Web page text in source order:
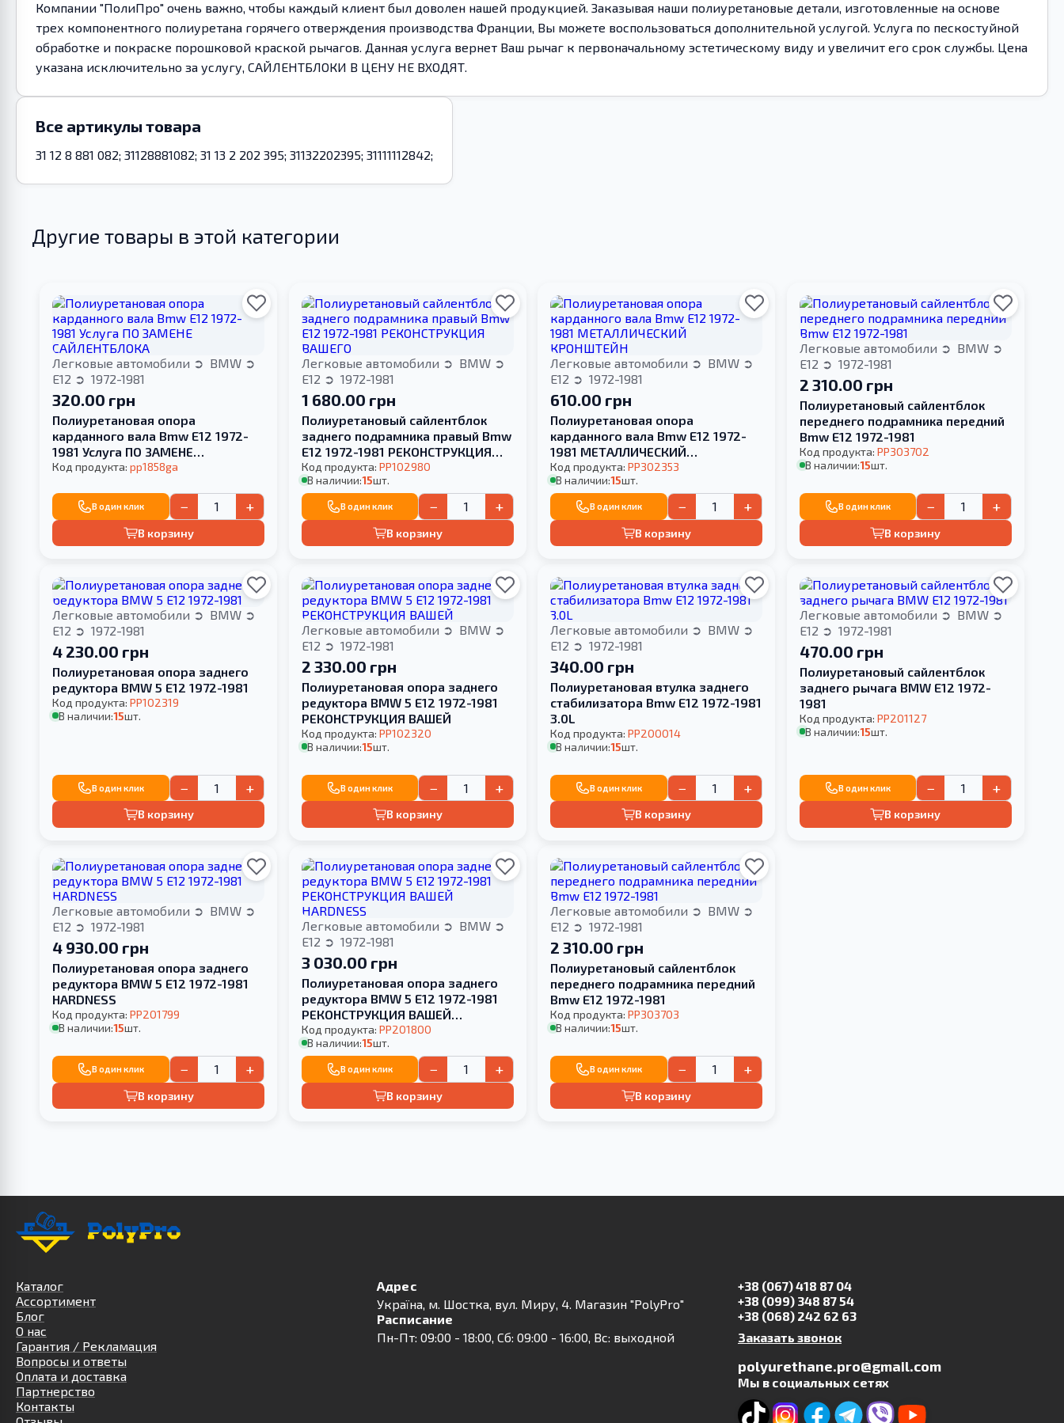
Компании "ПолиПро" очень важно, чтобы каждый клиент был доволен нашей продукцией. Заказывая наши полиуретановые детали, изготовленные на основе
трех компонентного полиуретана горячего отверждения производства Франции, Вы можете воспользоваться дополнительной услугой. Услуга по пескостуйной
обработке и покраске порошковой краской рычагов. Данная услуга вернет Ваш рычаг к первоначальному эстетическому виду и увеличит его срок службы. Цена
указана исключительно за услугу, САЙЛЕНТБЛОКИ В ЦЕНУ НЕ ВХОДЯТ.
Все артикулы товара
31 12 8 881 082; 31128881082; 31 13 2 202 395; 31132202395; 31111112842;
Другие товары в этой категории
Легковые автомобили
BMW
E12
1972-1981
320.00 грн
Полиуретановая опора
карданного вала Bmw E12 1972-
1981 Услуга ПО ЗАМЕНЕ
САЙЛЕНТБЛОКА
Код продукта:pp1858ga
В один клик − +
В корзину
Легковые автомобили
BMW
E12
1972-1981
1 680.00 грн
Полиуретановый сайлентблок
заднего подрамника правый Bmw
E12 1972-1981 РЕКОНСТРУКЦИЯ
ВАШЕГО
Код продукта: PP102980
В наличии:15шт.
В один клик − +
В корзину
Легковые автомобили
BMW
E12
1972-1981
610.00 грн
Полиуретановая опора
карданного вала Bmw E12 1972-
1981 МЕТАЛЛИЧЕСКИЙ
КРОНШТЕЙН
Код продукта:PP302353
В наличии:15шт.
В один клик − +
В корзину
Легковые автомобили
BMW
E12
1972-1981
2 310.00 грн
Полиуретановый сайлентблок
переднего подрамника передний
Bmw E12 1972-1981
Код продукта: PP303702
В наличии:15шт.
В один клик − +
В корзину
Легковые автомобили
BMW
E12
1972-1981
4 230.00 грн
Полиуретановая опора заднего
редуктора BMW 5 E12 1972-1981
Код продукта:PP102319
В наличии:15шт.
В один клик − +
В корзину
Легковые автомобили
BMW
E12
1972-1981
2 330.00 грн
Полиуретановая опора заднего
редуктора BMW 5 E12 1972-1981
РЕКОНСТРУКЦИЯ ВАШЕЙ
Код продукта: PP102320
В наличии:15шт.
В один клик − +
В корзину
Легковые автомобили
BMW
E12
1972-1981
340.00 грн
Полиуретановая втулка заднего
стабилизатора Bmw E12 1972-1981
3.0L
Код продукта:PP200014
В наличии:15шт.
В один клик − +
В корзину
Легковые автомобили
BMW
E12
1972-1981
470.00 грн
Полиуретановый сайлентблок
заднего рычага BMW E12 1972-
1981
Код продукта: PP201127
В наличии:15шт.
В один клик − +
В корзину
Легковые автомобили
BMW
E12
1972-1981
4 930.00 грн
Полиуретановая опора заднего
редуктора BMW 5 E12 1972-1981
HARDNESS
Код продукта:PP201799
В наличии:15шт.
В один клик − +
В корзину
Легковые автомобили
BMW
E12
1972-1981
3 030.00 грн
Полиуретановая опора заднего
редуктора BMW 5 E12 1972-1981
РЕКОНСТРУКЦИЯ ВАШЕЙ
HARDNESS
Код продукта: PP201800
В наличии:15шт.
В один клик − +
В корзину
Легковые автомобили
BMW
E12
1972-1981
2 310.00 грн
Полиуретановый сайлентблок
переднего подрамника передний
Bmw E12 1972-1981
Код продукта:PP303703
В наличии:15шт.
В один клик − +
В корзину
Каталог
Ассортимент
Блог
О нас
Гарантия / Рекламация
Вопросы и ответы
Оплата и доставка
Партнерство
Контакты
Адрес
Українa, м. Шостка, вул. Миру, 4. Магазин "PolyPro"
Расписание
Пн-Пт: 09:00 - 18:00, Сб: 09:00 - 16:00, Вс: выходной
+38 (067) 418 87 04
+38 (099) 348 87 54
+38 (068) 242 62 63
Заказать звонок
polyurethane.pro@gmail.com
Мы в социальных сетях